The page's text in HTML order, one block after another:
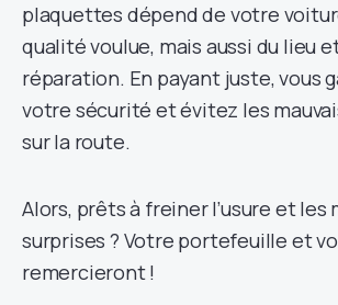
plaquettes dépend de votre
qualité voulue, mais aussi du lieu
réparation. En payant juste, vous
votre sécurité et évitez les
sur la route.
Alors, prêts à freiner l’usure et les
surprises ? Votre portefeuille et
remercieront !